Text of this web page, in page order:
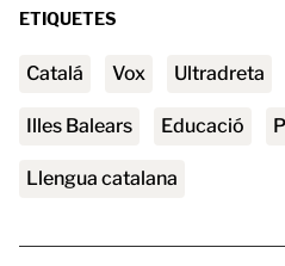
ETIQUETES
catalá vox ultradreta
Illes Balears educació
Llengua catalana